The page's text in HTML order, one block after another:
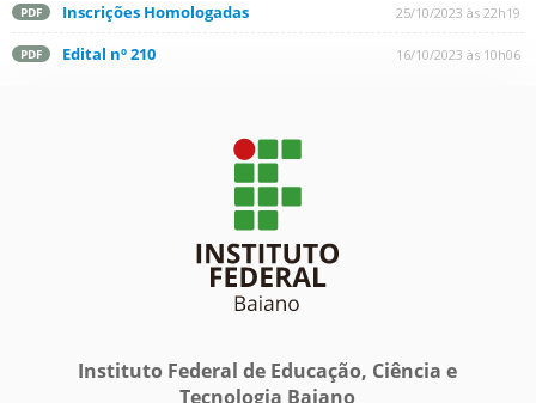
PDF Inscrições Homologadas 25/10/2023 às 22h19
PDF Edital nº 210 16/10/2023 às 10h06
Instituto Federal de Educação, Ciência e
Tecnologia Baiano